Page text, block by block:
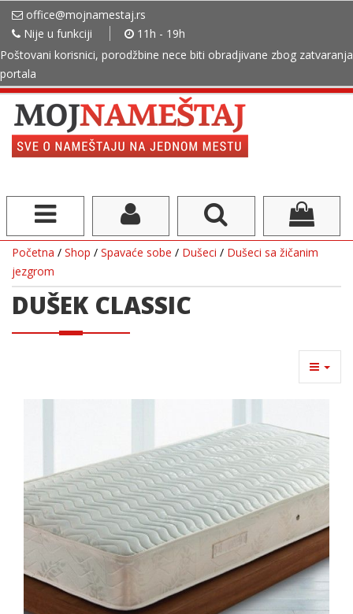
office@mojnamestaj.rs
Nije u funkciji
11h - 19h
Poštovani korisnici, porodžbine nece biti obradjivane zbog zatvaranja
portala
Početna / Shop / Spavaće sobe / Dušeci / Dušeci sa žičanim
jezgrom
DUŠEK CLASSIC